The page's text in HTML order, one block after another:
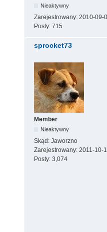
Nieaktywny
Zarejestrowany: 2010-09-
Posty: 715
sprocket73
Member
Nieaktywny
Skąd: Jaworzno
Zarejestrowany: 2011-10-
Posty: 3,074